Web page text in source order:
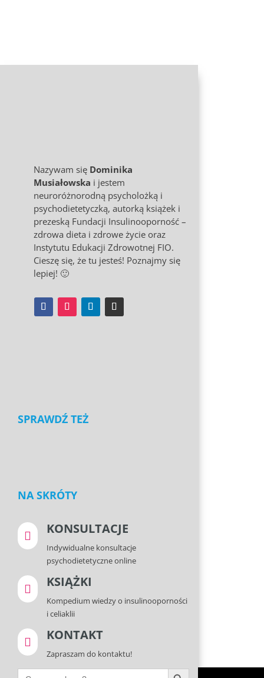
Nazywam się Dominika
Musiałowska i jestem
neuroróżnorodną psycholożką i
psychodietetyczką, autorką książek i
prezeską Fundacji Insulinooporność –
zdrowa dieta i zdrowe życie oraz
Instytutu Edukacji Zdrowotnej FIO.
Cieszę się, że tu jesteś! Poznajmy się
lepiej! 🙂
SPRAWDŹ TEŻ
NA SKRÓTY
 KONSULTACJE
Indywidualne konsultacje
psychodietetyczne online
 KSIĄŻKI
Kompedium wiedzy o insulinooporności
i celiaklii
 KONTAKT
Zapraszam do kontaktu!
Search Search Button